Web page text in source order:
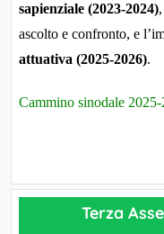
sapienziale (2023-2024)
ascolto e confronto, e
attuativa (2025-2026).
Cammino sinodale
Terza